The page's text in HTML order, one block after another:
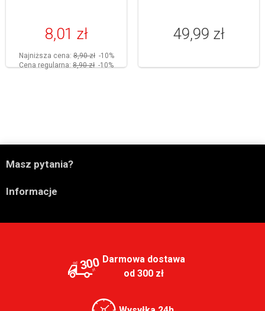
8,01 zł
Najniższa cena:8,90 zł -10%
Cena regularna:8,90 zł -10%
49,99 zł
Masz pytania?
Informacje
300 Darmowa dostawa
od 300 zł